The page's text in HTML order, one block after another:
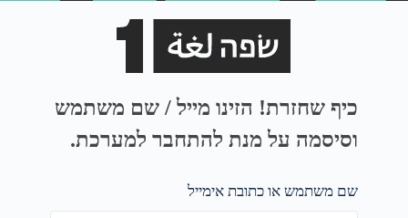
כיף שחזרת! הזינו מייל / שם משתמש
וסיסמה על מנת להתחבר למערכת.
שם משתמש או כתובת אימייל